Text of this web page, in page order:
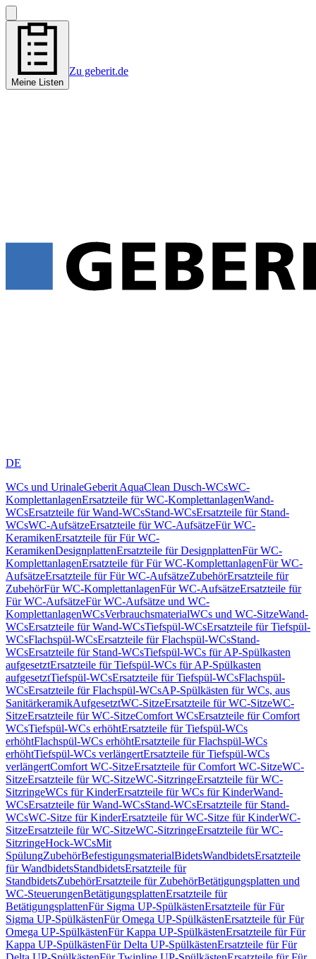
Meine Listen
Zu geberit.de
DE
WCs und UrinaleGeberit AquaClean Dusch-WCsWC-
KomplettanlagenErsatzteile für WC-KomplettanlagenWand-
WCsErsatzteile für Wand-WCsStand-WCsErsatzteile für Stand-
WCsWC-AufsätzeErsatzteile für WC-AufsätzeFür WC-
KeramikenErsatzteile für Für WC-
KeramikenDesignplattenErsatzteile für DesignplattenFür WC-
KomplettanlagenErsatzteile für Für WC-KomplettanlagenFür WC-
AufsätzeErsatzteile für Für WC-AufsätzeZubehörErsatzteile für
ZubehörFür WC-KomplettanlagenFür WC-AufsätzeErsatzteile für
Für WC-AufsätzeFür WC-Aufsätze und WC-
KomplettanlagenWCsVerbrauchsmaterialWCs und WC-SitzeWand-
WCsErsatzteile für Wand-WCsTiefspül-WCsErsatzteile für Tiefspül-
WCsFlachspül-WCsErsatzteile für Flachspül-WCsStand-
WCsErsatzteile für Stand-WCsTiefspül-WCs für AP-Spülkasten
aufgesetztErsatzteile für Tiefspül-WCs für AP-Spülkasten
aufgesetztTiefspül-WCsErsatzteile für Tiefspül-WCsFlachspül-
WCsErsatzteile für Flachspül-WCsAP-Spülkästen für WCs, aus
SanitärkeramikAufgesetztWC-SitzeErsatzteile für WC-SitzeWC-
SitzeErsatzteile für WC-SitzeComfort WCsErsatzteile für Comfort
WCsTiefspül-WCs erhöhtErsatzteile für Tiefspül-WCs
erhöhtFlachspül-WCs erhöhtErsatzteile für Flachspül-WCs
erhöhtTiefspül-WCs verlängertErsatzteile für Tiefspül-WCs
verlängertComfort WC-SitzeErsatzteile für Comfort WC-SitzeWC-
SitzeErsatzteile für WC-SitzeWC-SitzringeErsatzteile für WC-
SitzringeWCs für KinderErsatzteile für WCs für KinderWand-
WCsErsatzteile für Wand-WCsStand-WCsErsatzteile für Stand-
WCsWC-Sitze für KinderErsatzteile für WC-Sitze für KinderWC-
SitzeErsatzteile für WC-SitzeWC-SitzringeErsatzteile für WC-
SitzringeHock-WCsMit
SpülungZubehörBefestigungsmaterialBidetsWandbidetsErsatzteile
für WandbidetsStandbidetsErsatzteile für
StandbidetsZubehörErsatzteile für ZubehörBetätigungsplatten und
WC-SteuerungenBetätigungsplattenErsatzteile für
BetätigungsplattenFür Sigma UP-SpülkästenErsatzteile für Für
Sigma UP-SpülkästenFür Omega UP-SpülkästenErsatzteile für Für
Omega UP-SpülkästenFür Kappa UP-SpülkästenErsatzteile für Für
Kappa UP-SpülkästenFür Delta UP-SpülkästenErsatzteile für Für